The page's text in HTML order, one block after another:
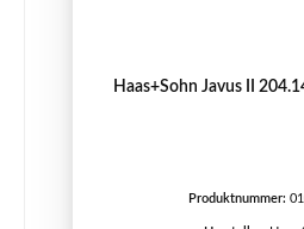
Haas+Sohn Javus II
Produktnummer: